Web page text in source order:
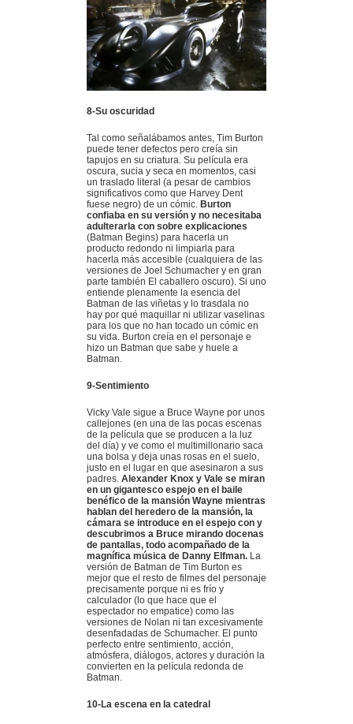
8-Su oscuridad
Tal como señalábamos antes, Tim Burton
puede tener defectos pero creía sin
tapujos en su criatura. Su película era
oscura, sucia y seca en momentos, casi
un traslado literal (a pesar de cambios
significativos como que Harvey Dent
fuese negro) de un cómic. Burton
confiaba en su versión y no necesitaba
adulterarla con sobre explicaciones
(Batman Begins) para hacerla un
producto redondo ni limpiarla para
hacerla más accesible (cualquiera de las
versiones de Joel Schumacher y en gran
parte también El caballero oscuro). Si uno
entiende plenamente la esencia del
Batman de las viñetas y lo trasdala no
hay por qué maquillar ni utilizar vaselinas
para los que no han tocado un cómic en
su vida. Burton creía en el personaje e
hizo un Batman que sabe y huele a
Batman.
9-Sentimiento
Vicky Vale sigue a Bruce Wayne por unos
callejones (en una de las pocas escenas
de la película que se producen a la luz
del día) y ve como el multimillonario saca
una bolsa y deja unas rosas en el suelo,
justo en el lugar en que asesinaron a sus
padres. Alexander Knox y Vale se miran
en un gigantesco espejo en el baile
benéfico de la mansión Wayne mientras
hablan del heredero de la mansión, la
cámara se introduce en el espejo con y
descubrimos a Bruce mirando docenas
de pantallas, todo acompañado de la
magnífica música de Danny Elfman. La
versión de Batman de Tim Burton es
mejor que el resto de filmes del personaje
precisamente porque ni es frío y
calculador (lo que hace que el
espectador no empatice) como las
versiones de Nolan ni tan excesivamente
desenfadadas de Schumacher. El punto
perfecto entre sentimiento, acción,
atmósfera, diálogos, actores y duración la
convierten en la película redonda de
Batman.
10-La escena en la catedral